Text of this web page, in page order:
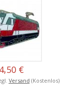
€
Versand (Kostenlos)